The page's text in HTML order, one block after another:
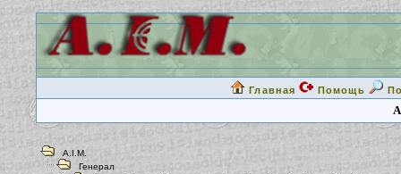
Главная Помощь
A.I.M.
Генерал